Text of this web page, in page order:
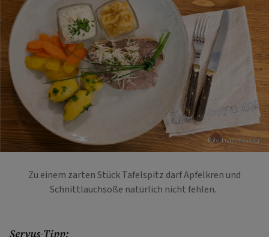
Foto: Luana Fonseca
Zu einem zarten Stück Tafelspitz darf Apfelkren und
Schnittlauchsoße natürlich nicht fehlen.
Servus-Tipp: